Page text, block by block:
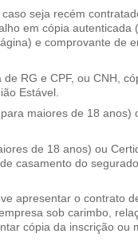
seja recém
em cópia autenticada
e comprovante de
de RG e CPF, ou CNH,
Estável.
maiores de 18 anos)
de 18 anos) ou
casamento do
apresentar o contrato
sob carimbo,
cópia da inscrição ou